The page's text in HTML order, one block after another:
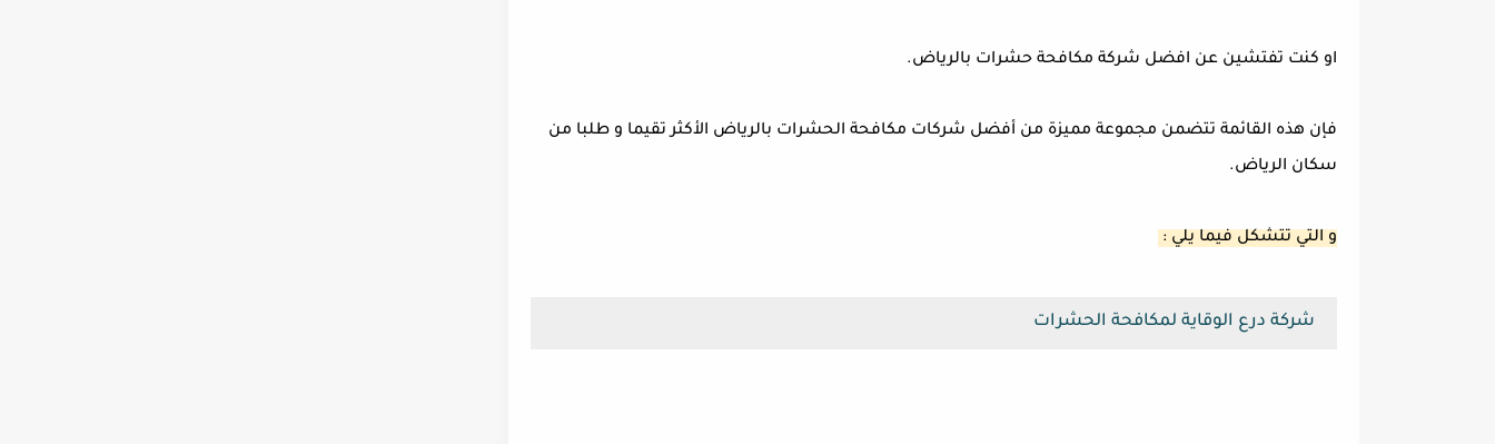
او كنت تفتشين عن افضل شركة مكافحة حشرات بالرياض.
فإن هذه القائمة تتضمن مجموعة مميزة من أفضل شركات مكافحة الحشرات بالرياض الأكثر تقيما و طلبا من
سكان الرياض.
و التي تتشكل فيما يلي :
شركة درع الوقاية لمكافحة الحشرات